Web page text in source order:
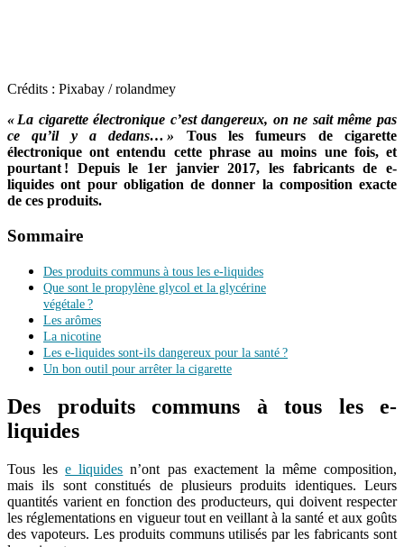
Crédits : Pixabay / rolandmey
« La cigarette électronique c’est dangereux, on ne sait même pas
ce qu’il y a dedans… » Tous les fumeurs de cigarette
électronique ont entendu cette phrase au moins une fois, et
pourtant ! Depuis le 1er janvier 2017, les fabricants de e-
liquides ont pour obligation de donner la composition exacte
de ces produits.
Sommaire
Des produits communs à tous les e-liquides
Que sont le propylène glycol et la glycérine
végétale ?
Les arômes
La nicotine
Les e-liquides sont-ils dangereux pour la santé ?
Un bon outil pour arrêter la cigarette
Des produits communs à tous les e-
liquides
Tous lese liquides n’ont pas exactement la même composition,
mais ils sont constitués de plusieurs produits identiques. Leurs
quantités varient en fonction des producteurs, qui doivent respecter
les réglementations en vigueur tout en veillant à la santé et aux goûts
des vapoteurs. Les produits communs utilisés par les fabricants sont